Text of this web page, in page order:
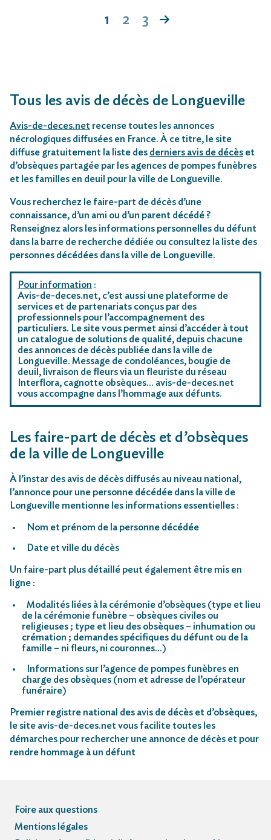
1 2 3
Tous les avis de décès de Longueville
Avis-de-deces.net recense toutes les annonces
nécrologiques diffusées en France. À ce titre, le site
diffuse gratuitement la liste des derniers avis de décès et
d’obsèques partagée par les agences de pompes funèbres
et les familles en deuil pour la ville de Longueville.
Vous recherchez le faire-part de décès d’une
connaissance, d’un ami ou d’un parent décédé ?
Renseignez alors les informations personnelles du défunt
dans la barre de recherche dédiée ou consultez la liste des
personnes décédées dans la ville de Longueville.
Pour information :
Avis-de-deces.net, c’est aussi une plateforme de
services et de partenariats conçus par des
professionnels pour l’accompagnement des
particuliers. Le site vous permet ainsi d’accéder à tout
un catalogue de solutions de qualité, depuis chacune
des annonces de décès publiée dans la ville de
Longueville. Message de condoléances, bougie de
deuil, livraison de fleurs via un fleuriste du réseau
Interflora, cagnotte obsèques… avis-de-deces.net
vous accompagne dans l’hommage aux défunts.
Les faire-part de décès et d’obsèques
de la ville de Longueville
À l’instar des avis de décès diffusés au niveau national,
l’annonce pour une personne décédée dans la ville de
Longueville mentionne les informations essentielles :
Nom et prénom de la personne décédée
Date et ville du décès
Un faire-part plus détaillé peut également être mis en
ligne :
Modalités liées à la cérémonie d’obsèques (type et lieu
de la cérémonie funèbre – obsèques civiles ou
religieuses ; type et lieu des obsèques – inhumation ou
crémation ; demandes spécifiques du défunt ou de la
famille – ni fleurs, ni couronnes…)
Informations sur l’agence de pompes funèbres en
charge des obsèques (nom et adresse de l’opérateur
funéraire)
Premier registre national des avis de décès et d’obsèques,
le site avis-de-deces.net vous facilite toutes les
démarches pour rechercher une annonce de décès et pour
rendre hommage à un défunt
Foire aux questions
Mentions légales